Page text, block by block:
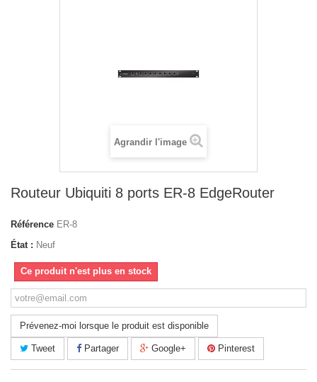
Agrandir l'image
Routeur Ubiquiti 8 ports ER-8 EdgeRouter
Référence ER-8
État : Neuf
Ce produit n'est plus en stock
Prévenez-moi lorsque le produit est disponible
Tweet Partager Google+ Pinterest